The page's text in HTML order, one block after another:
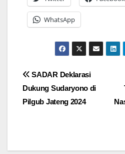
WhatsApp
Navigasi
pos
SADAR Deklarasi
Dukung Sudaryono di
Pilgub Jateng 2024